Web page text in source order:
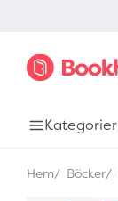
Kategorier
Hem Böcker